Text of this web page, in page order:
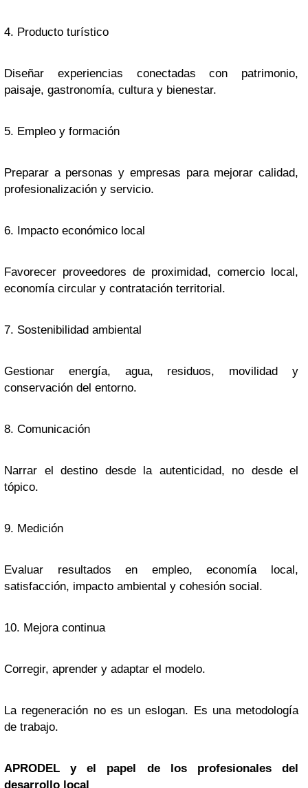
4. Producto turístico
Diseñar experiencias conectadas con patrimonio,
paisaje, gastronomía, cultura y bienestar.
5. Empleo y formación
Preparar a personas y empresas para mejorar calidad,
profesionalización y servicio.
6. Impacto económico local
Favorecer proveedores de proximidad, comercio local,
economía circular y contratación territorial.
7. Sostenibilidad ambiental
Gestionar energía, agua, residuos, movilidad y
conservación del entorno.
8. Comunicación
Narrar el destino desde la autenticidad, no desde el
tópico.
9. Medición
Evaluar resultados en empleo, economía local,
satisfacción, impacto ambiental y cohesión social.
10. Mejora continua
Corregir, aprender y adaptar el modelo.
La regeneración no es un eslogan. Es una metodología
de trabajo.
APRODEL y el papel de los profesionales del
desarrollo local